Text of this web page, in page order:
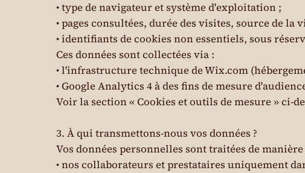
• type de navigateur et système d'exploitation ;
• pages consultées, durée des visites, source de la
• identifiants de cookies non essentiels, sous
Ces données sont collectées via :
• l'infrastructure technique de Wix.com
• Google Analytics 4 à des fins de mesure
Voir la section « Cookies et outils de mesure » ci-
3. À qui transmettons-nous vos données ?
Vos données personnelles sont traitées de
• nos collaborateurs et prestataires uniquement